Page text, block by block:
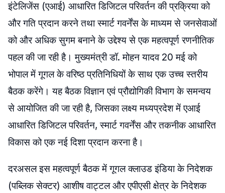
इंटेलिजेंस (एआई) आधारित डिजिटल परिवर्तन की प्रक्रिया को
और गति प्रदान करने तथा स्मार्ट गवर्नेंस के माध्यम से जनसेवाओं
को और अधिक सुगम बनाने के उद्देश्य से एक महत्वपूर्ण रणनीतिक
पहल की जा रही है। मुख्यमंत्री डॉ. मोहन यादव 20 मई को
भोपाल में गूगल के वरिष्ठ प्रतिनिधियों के साथ एक उच्च स्तरीय
बैठक करेंगे। यह बैठक विज्ञान एवं प्रौद्योगिकी विभाग के समन्वय
से आयोजित की जा रही है, जिसका लक्ष्य मध्यप्रदेश में एआई
आधारित डिजिटल परिवर्तन, स्मार्ट गवर्नेंस और तकनीक आधारित
विकास को एक नई दिशा प्रदान करना है।
दरअसल इस महत्वपूर्ण बैठक में गूगल क्लाउड इंडिया के निदेशक
(पब्लिक सेक्टर) आशीष वाट्टल और एपीएसी क्षेत्र के निदेशक